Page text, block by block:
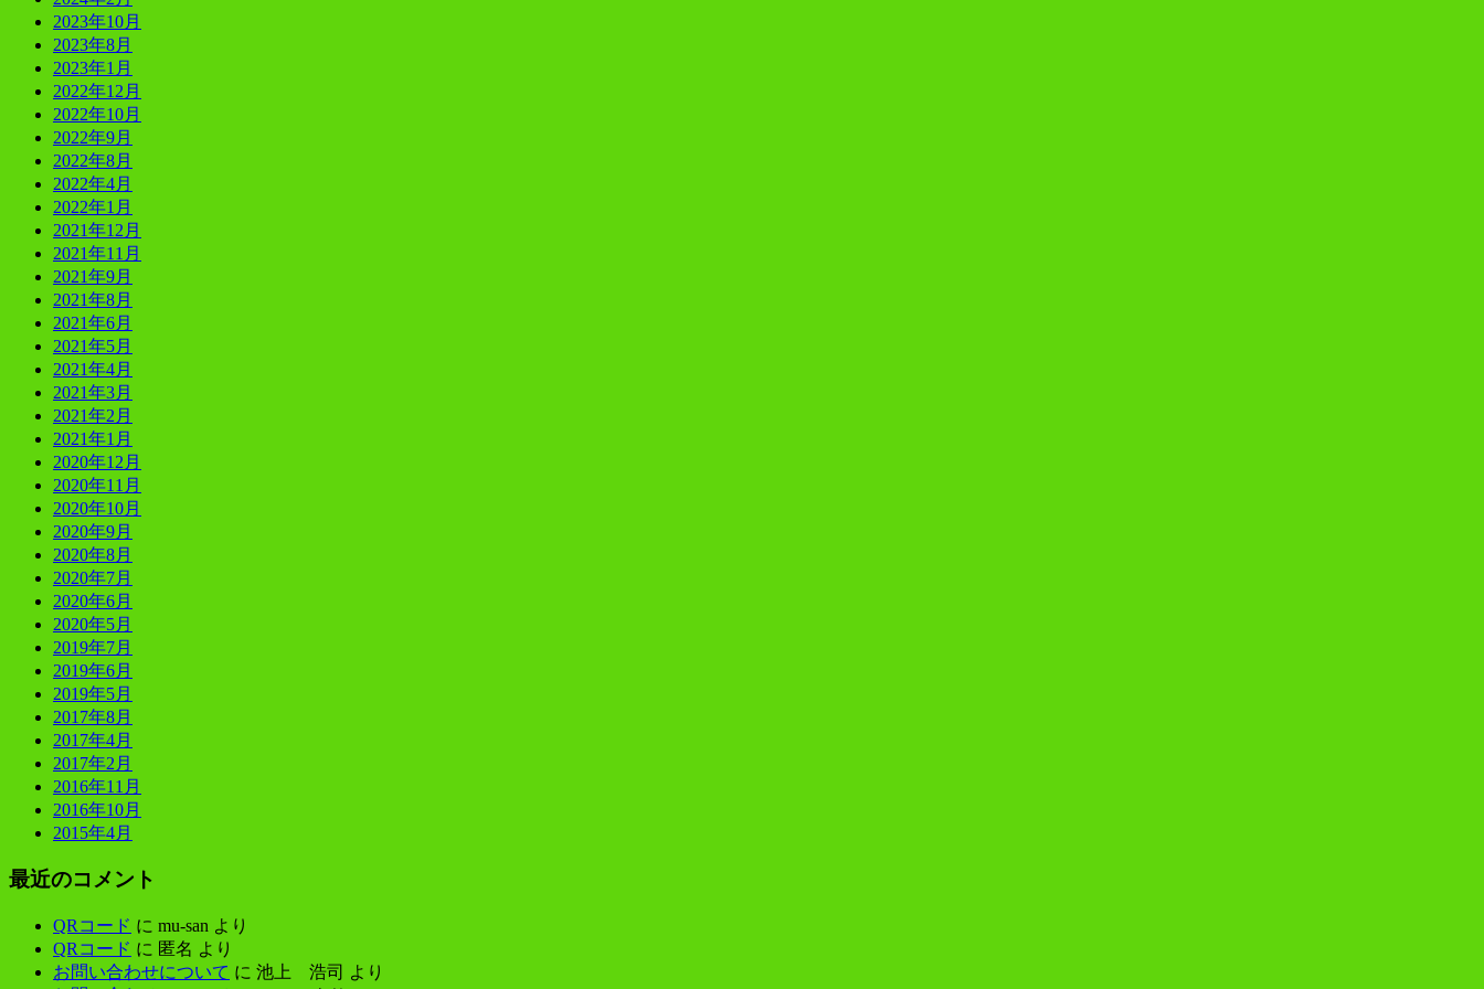
2023年10月
2023年8月
2023年1月
2022年12月
2022年10月
2022年9月
2022年8月
2022年4月
2022年1月
2021年12月
2021年11月
2021年9月
2021年8月
2021年6月
2021年5月
2021年4月
2021年3月
2021年2月
2021年1月
2020年12月
2020年11月
2020年10月
2020年9月
2020年8月
2020年7月
2020年6月
2020年5月
2019年7月
2019年6月
2019年5月
2017年8月
2017年4月
2017年2月
2016年11月
2016年10月
2015年4月
最近のコメント
QRコード に mu-san より
QRコード に 匿名 より
お問い合わせについて に 池上 浩司 より